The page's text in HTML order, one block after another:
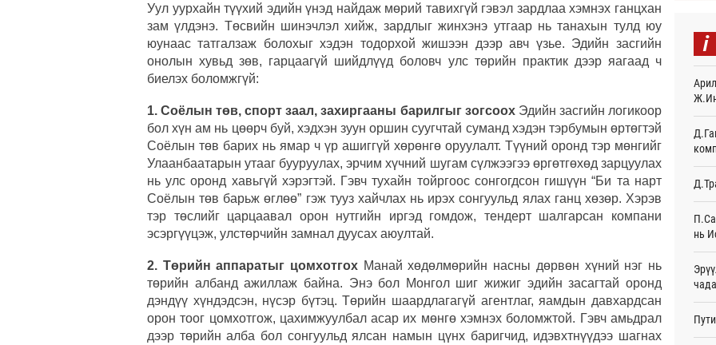
Уул уурхайн түүхий эдийн үнэд найдаж мөрий тавихгүй гэвэл зардлаа хэмнэх ганцхан
зам үлдэнэ. Төсвийн шинэчлэл хийж, зардлыг жинхэнэ утгаар нь танахын тулд юу
юунаас татгалзаж болохыг хэдэн тодорхой жишээн дээр авч үзье. Эдийн засгийн
онолын хувьд зөв, гарцаагүй шийдлүүд боловч улс төрийн практик дээр яагаад ч
биелэх боломжгүй:
1. Соёлын төв, спорт заал, захиргааны барилгыг зогсоох Эдийн засгийн логикоор
бол хүн ам нь цөөрч буй, хэдхэн зуун оршин суугчтай суманд хэдэн тэрбумын өртөгтэй
Соёлын төв барих нь ямар ч үр ашиггүй хөрөнгө оруулалт. Түүний оронд тэр мөнгийг
Улаанбаатарын утааг бууруулах, эрчим хүчний шугам сүлжээгээ өргөтгөхөд зарцуулах
нь улс оронд хавьгүй хэрэгтэй. Гэвч тухайн тойргоос сонгогдсон гишүүн “Би та нарт
Соёлын төв барьж өглөө” гэж тууз хайчлах нь ирэх сонгуульд ялах ганц хөзөр. Хэрэв
тэр төслийг царцаавал орон нутгийн иргэд гомдож, тендерт шалгарсан компани
эсэргүүцэж, улстөрчийн замнал дуусах аюултай.
2. Төрийн аппаратыг цомхотгох Манай хөдөлмөрийн насны дөрвөн хүний нэг нь
төрийн албанд ажиллаж байна. Энэ бол Монгол шиг жижиг эдийн засагтай оронд
дэндүү хүндэдсэн, нүсэр бүтэц. Төрийн шаардлагагүй агентлаг, яамдын давхардсан
орон тоог цомхотгож, цахимжуулбал асар их мөнгө хэмнэх боломжтой. Гэвч амьдрал
дээр төрийн алба бол сонгуульд ялсан намын цүнх баригчид, идэвхтнүүдээ шагнах
4
Энэ
5
5
i
нь